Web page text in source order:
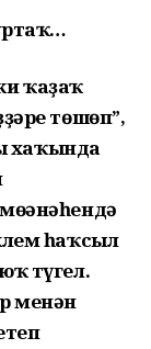
ҡаҙаҡ
төшөп”,
хаҡында
һаҡсыл
түгел.
менән